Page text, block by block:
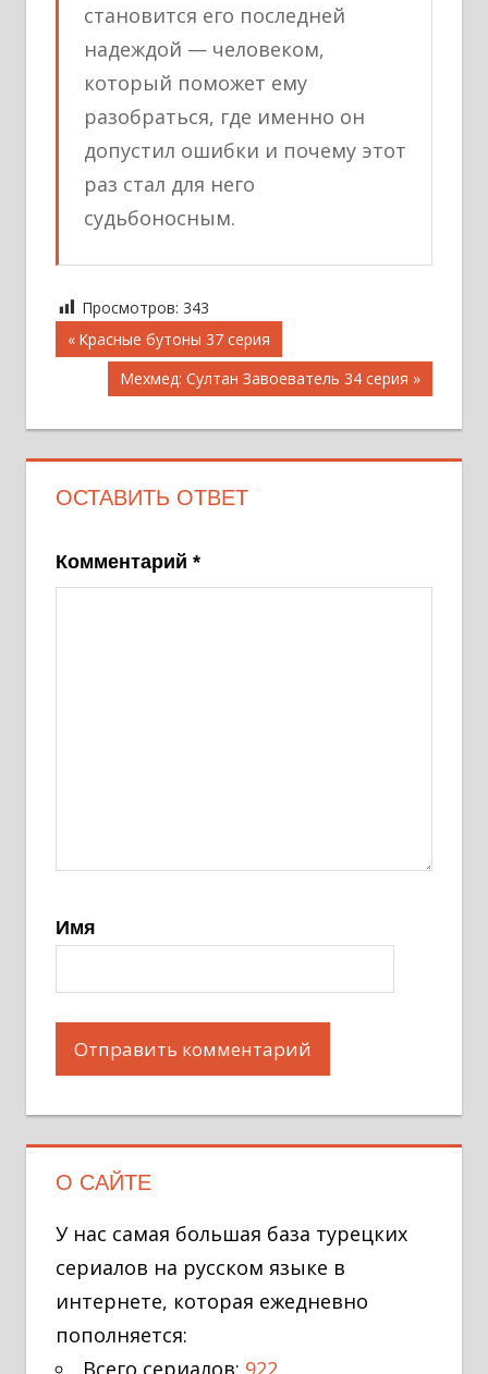
становится его последней
надеждой — человеком,
который поможет ему
разобраться, где именно он
допустил ошибки и почему этот
раз стал для него
судьбоносным.
Просмотров: 343
Навигация
записям
Предыдущая
запись;
Красные бутоны 37 серия
Следующая
запись:
Мехмед: Султан Завоеватель 34 серия
ОСТАВИТЬ ОТВЕТ
Комментарий *
Имя
О САЙТЕ
У нас самая большая база турецких
сериалов на русском языке в
интернете, которая ежедневно
пополняется:
Всего сериалов: 922